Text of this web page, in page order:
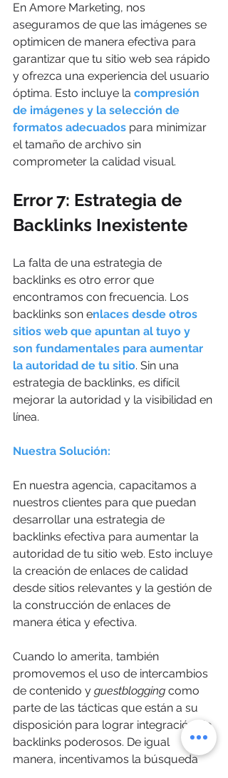
En Amore Marketing, nos
aseguramos de que las imágenes se
optimicen de manera efectiva para
garantizar que tu sitio web sea rápido
y ofrezca una experiencia del usuario
óptima. Esto incluye la compresión
de imágenes y la selección de
formatos adecuados para minimizar
el tamaño de archivo sin
comprometer la calidad visual.
Error 7: Estrategia de
Backlinks Inexistente
La falta de una estrategia de
backlinks es otro error que
encontramos con frecuencia. Los
backlinks son enlaces desde otros
sitios web que apuntan al tuyo y
son fundamentales para aumentar
la autoridad de tu sitio. Sin una
estrategia de backlinks, es difícil
mejorar la autoridad y la visibilidad en
línea.
Nuestra Solución:
En nuestra agencia, capacitamos a
nuestros clientes para que puedan
desarrollar una estrategia de
backlinks efectiva para aumentar la
autoridad de tu sitio web. Esto incluye
la creación de enlaces de calidad
desde sitios relevantes y la gestión de
la construcción de enlaces de
manera ética y efectiva.
Cuando lo amerita, también
promovemos el uso de intercambios
de contenido y guestblogging como
parte de las tácticas que están a su
disposición para lograr integración de
backlinks poderosos. De igual
manera, incentivamos la búsqueda